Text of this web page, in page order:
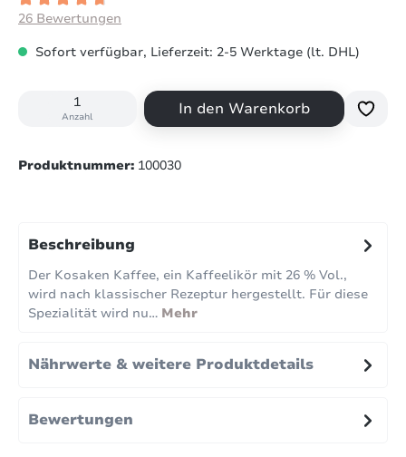
Durchschnittliche Bewertung von 4.7 von 5 Sternen
26 Bewertungen
Sofort verfügbar, Lieferzeit: 2-5 Werktage (lt. DHL)
Anzahl In den Warenkorb
Produktnummer: 100030
Beschreibung
Der Kosaken Kaffee, ein Kaffeelikör mit 26 % Vol.,
wird nach klassischer Rezeptur hergestellt. Für diese
Spezialität wird nu… Mehr
Nährwerte & weitere Produktdetails
Bewertungen